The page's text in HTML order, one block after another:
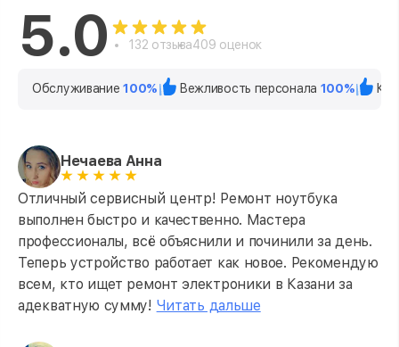
5.0 132 отзыва409 оценок
Обслуживание100% Вежливость персонала 100%
Нечаева Анна
Отличный сервисный центр! Ремонт ноутбука
выполнен быстро и качественно. Мастера
профессионалы, всё объяснили и починили за день.
Теперь устройство работает как новое. Рекомендую
всем, кто ищет ремонт электроники в Казани за
адекватную сумму! Читать дальше